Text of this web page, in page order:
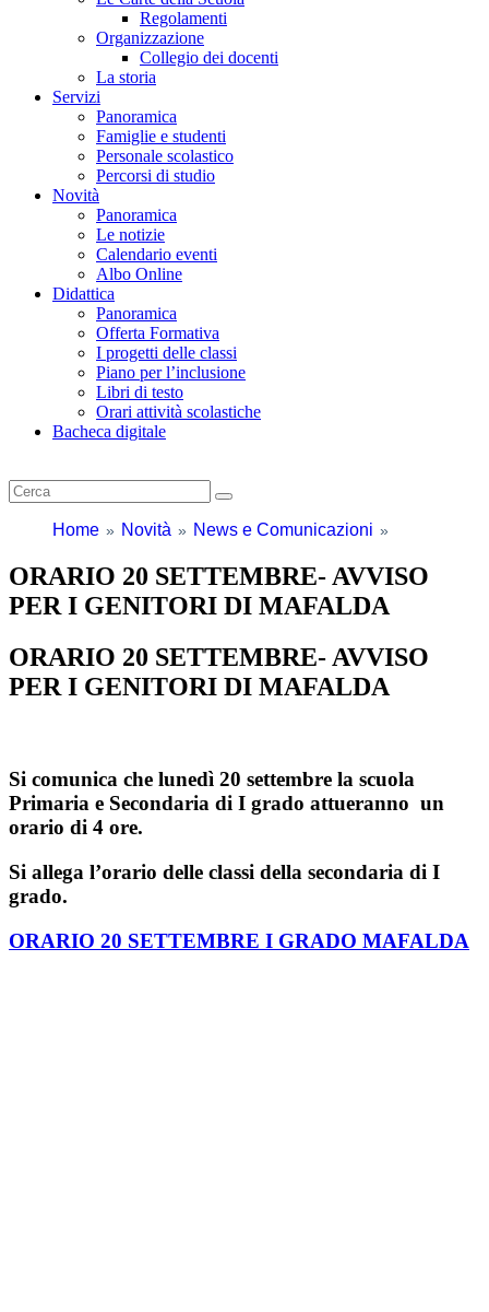
Regolamenti
Organizzazione
Collegio dei docenti
La storia
Servizi
Panoramica
Famiglie e studenti
Personale scolastico
Percorsi di studio
Novità
Panoramica
Le notizie
Calendario eventi
Albo Online
Didattica
Panoramica
Offerta Formativa
I progetti delle classi
Piano per l’inclusione
Libri di testo
Orari attività scolastiche
Bacheca digitale
Home Novità News e Comunicazioni
ORARIO 20 SETTEMBRE- AVVISO
PER I GENITORI DI MAFALDA
ORARIO 20 SETTEMBRE- AVVISO
PER I GENITORI DI MAFALDA
Si comunica che lunedì 20 settembre la scuola
Primaria e Secondaria di I grado attueranno un
orario di 4 ore.
Si allega l’orario delle classi della secondaria di I
grado.
ORARIO 20 SETTEMBRE I GRADO MAFALDA